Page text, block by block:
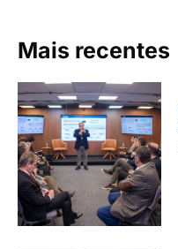
Mais recentes